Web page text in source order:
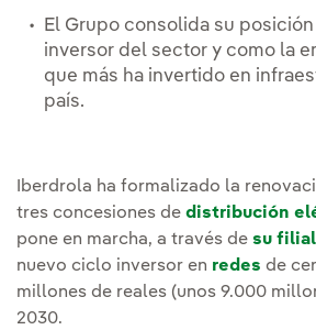
El Grupo consolida su
inversor del sector y como la
que más ha invertido en
país.
Iberdrola ha formalizado la
tres concesiones de distribución
pone en marcha, a través de su
nuevo ciclo inversor en redes de
millones de reales (unos 9.000
2030.